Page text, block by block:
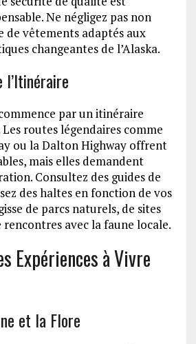
Ne négligez pas non
de vêtements adaptés aux
changeantes de l’Alaska.
l’Itinéraire
par un itinéraire
Les routes légendaires comme
ou la Dalton Highway offrent
mais elles demandent
Consultez des guides de
des haltes en fonction de vos
de parcs naturels, de sites
avec la faune locale.
Expériences à Vivre
et la Flore